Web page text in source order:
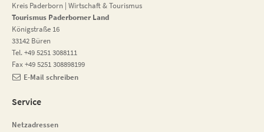
Kreis Paderborn | Wirtschaft & Tourismus
Tourismus Paderborner Land
Königstraße 16
33142 Büren
Tel. +49 5251 3088111
Fax +49 5251 308898199
E-Mail schreiben
Service
Netzadressen